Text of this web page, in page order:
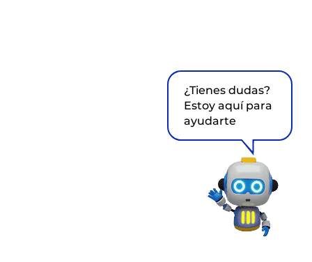
¿Tienes dudas?
Estoy aquí para
ayudarte